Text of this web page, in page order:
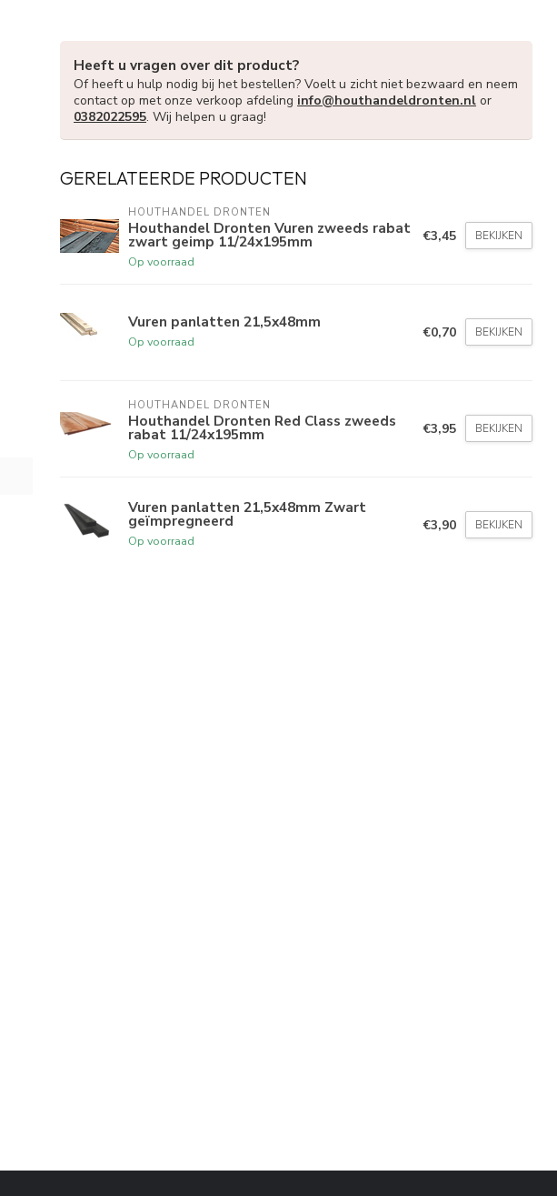
Heeft u vragen over dit product?
Of heeft u hulp nodig bij het bestellen? Voelt u zicht niet bezwaard en neem
contact op met onze verkoop afdeling info@houthandeldronten.nl or
0382022595. Wij helpen u graag!
GERELATEERDE PRODUCTEN
HOUTHANDEL DRONTEN
Houthandel Dronten Vuren zweeds rabat
zwart geimp 11/24x195mm
Op voorraad
€3,45 BEKIJKEN
Vuren panlatten 21,5x48mm
Op voorraad
€0,70 BEKIJKEN
HOUTHANDEL DRONTEN
Houthandel Dronten Red Class zweeds
rabat 11/24x195mm
Op voorraad
€3,95 BEKIJKEN
Vuren panlatten 21,5x48mm Zwart
geïmpregneerd
Op voorraad
€3,90 BEKIJKEN